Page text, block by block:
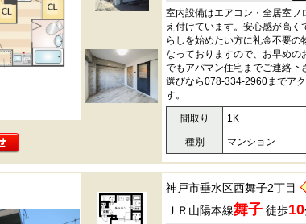
室内設備はエアコン・全居室フ
え付けています。安心感が高
らしを始めたい方に礼金不要
なっておりますので、お早めの
でもアパマン住宅までご連絡下
選びなら078-334-2960までア
す。
間取り 1K
種別 マンション
神戸市垂水区西舞子2丁目
ＪＲ山陽本線舞子 徒歩10